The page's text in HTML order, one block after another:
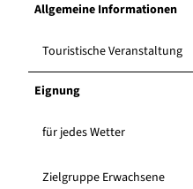
Allgemeine Informationen
Touristische Veranstaltung
Eignung
für jedes Wetter
Zielgruppe Erwachsene